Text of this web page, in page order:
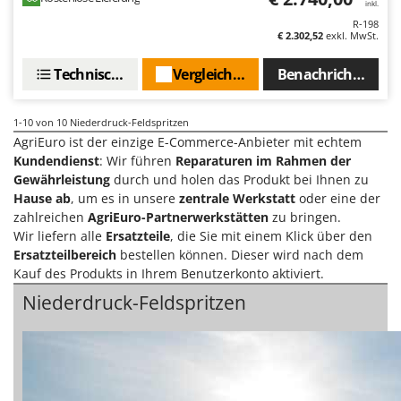
Marcato
Marina Systems
Master
Mastercook
McCulloch
MCH
Michelin
Mille
Minox
Mockmill
More than chef
inkl.
R-198
€ 2.302,52 exkl. MwSt.
Benachrichtigen
Vergleichen Sie
Technische Daten
1-10 von 10 Niederdruck-Feldspritzen
AgriEuro ist der einzige E-Commerce-Anbieter mit echtem
Kundendienst: Wir führen Reparaturen im Rahmen der
Gewährleistung durch und holen das Produkt bei Ihnen zu
Hause ab, um es in unsere zentrale Werkstatt oder eine der
zahlreichen AgriEuro-Partnerwerkstätten zu bringen.
Wir liefern alle Ersatzteile, die Sie mit einem Klick über den
Ersatzteilbereich bestellen können. Dieser wird nach dem
Kauf des Produkts in Ihrem Benutzerkonto aktiviert.
Niederdruck-Feldspritzen